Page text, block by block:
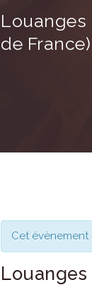
Louanges
de France)
Cet évènement